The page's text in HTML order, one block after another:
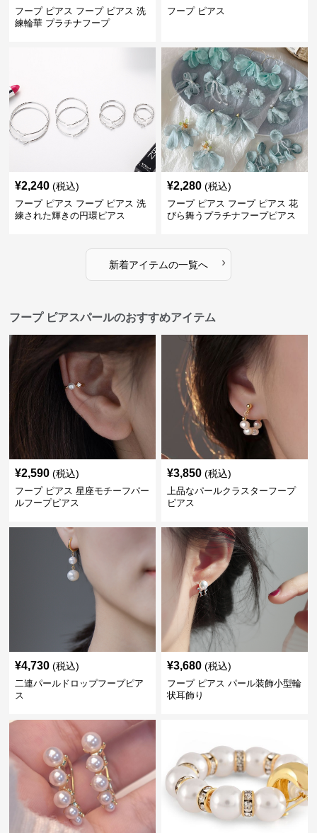
フープ ピアス フープ ピアス 洗
練輪華 プラチナフープ
フープ ピアス
¥2,240 (税込)
フープ ピアス フープ ピアス 洗
練された輝きの円環ピアス
¥2,280 (税込)
フープ ピアス フープ ピアス 花
びら舞うプラチナフープピアス
新着アイテムの一覧へ ›
フープ ピアスパールのおすすめアイテム
¥2,590 (税込)
フープ ピアス 星座モチーフパー
ルフープピアス
¥3,850 (税込)
上品なパールクラスターフープ
ピアス
¥4,730 (税込)
二連パールドロップフープピア
ス
¥3,680 (税込)
フープ ピアス パール装飾小型輪
状耳飾り